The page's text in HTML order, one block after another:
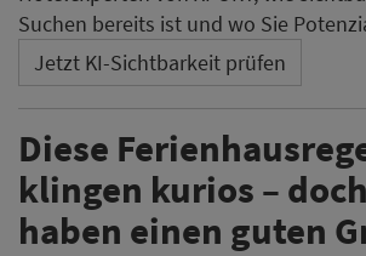
Suchen bereits ist und wo Sie
Jetzt KI-Sichtbarkeit prüfen
Diese
klingen kurios –
haben einen guten